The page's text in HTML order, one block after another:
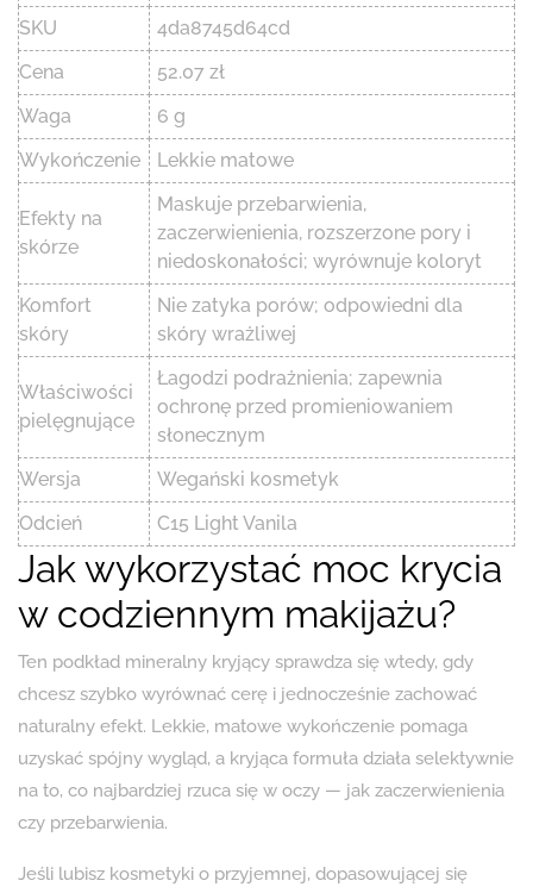
SKU
4da8745d64cd
Cena
52.07 zł
Waga
6 g
Wykończenie
Lekkie matowe
Efekty na
skórze
Maskuje przebarwienia,
zaczerwienienia, rozszerzone pory i
niedoskonałości; wyrównuje koloryt
Komfort
skóry
Nie zatyka porów; odpowiedni dla
skóry wrażliwej
Właściwości
pielęgnujące
Łagodzi podrażnienia; zapewnia
ochronę przed promieniowaniem
słonecznym
Wersja
Wegański kosmetyk
Odcień
C15 Light Vanila
Jak wykorzystać moc krycia
w codziennym makijażu?
Ten podkład mineralny kryjący sprawdza się wtedy, gdy
chcesz szybko wyrównać cerę i jednocześnie zachować
naturalny efekt. Lekkie, matowe wykończenie pomaga
uzyskać spójny wygląd, a kryjąca formuła działa selektywnie
na to, co najbardziej rzuca się w oczy — jak zaczerwienienia
czy przebarwienia.
Jeśli lubisz kosmetyki o przyjemnej, dopasowującej się